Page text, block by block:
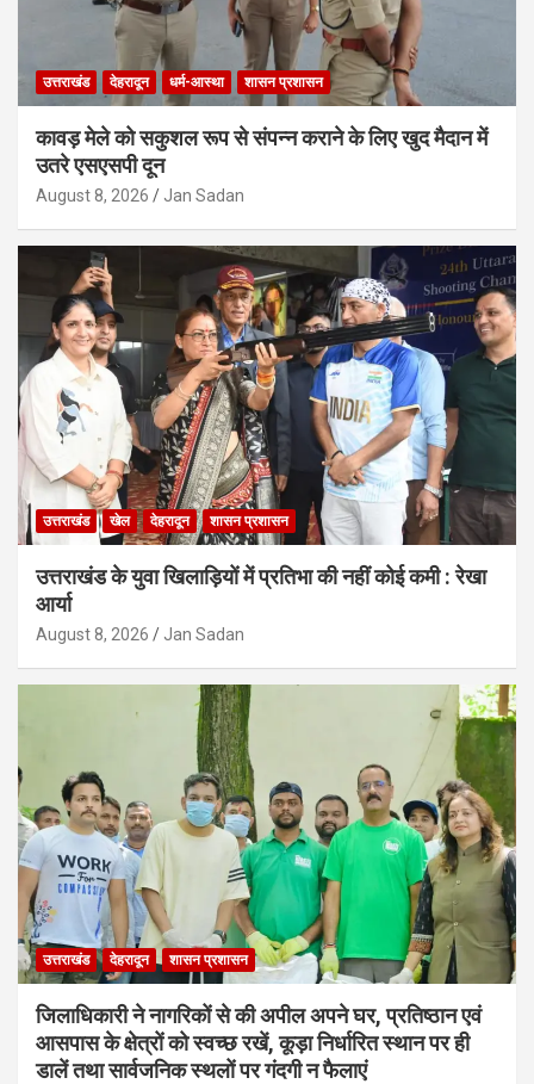
उत्तराखंड देहरादून धर्म-आस्था शासन प्रशासन
कावड़ मेले को सकुशल रूप से संपन्न कराने के लिए खुद मैदान में
उतरे एसएसपी दून
August 8, 2026 Jan Sadan
उत्तराखंड खेल देहरादून शासन प्रशासन
उत्तराखंड के युवा खिलाड़ियों में प्रतिभा की नहीं कोई कमी : रेखा
आर्या
August 8, 2026 Jan Sadan
उत्तराखंड देहरादून शासन प्रशासन
जिलाधिकारी ने नागरिकों से की अपील अपने घर, प्रतिष्ठान एवं
आसपास के क्षेत्रों को स्वच्छ रखें, कूड़ा निर्धारित स्थान पर ही
डालें तथा सार्वजनिक स्थलों पर गंदगी न फैलाएं